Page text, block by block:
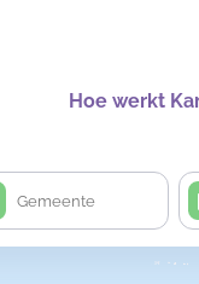
Hoe werkt